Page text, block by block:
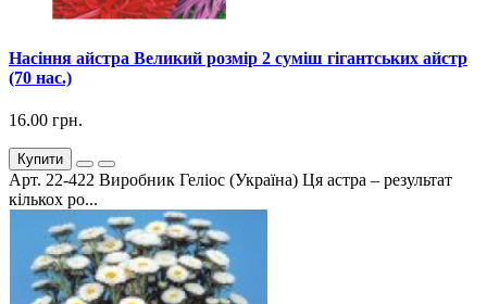
Насіння айстра Великий розмір 2 суміш гігантських айстр
(70 нас.)
16.00 грн.
Купити
Арт. 22-422 Виробник Геліос (Україна) Ця астра – результат
кількох ро...